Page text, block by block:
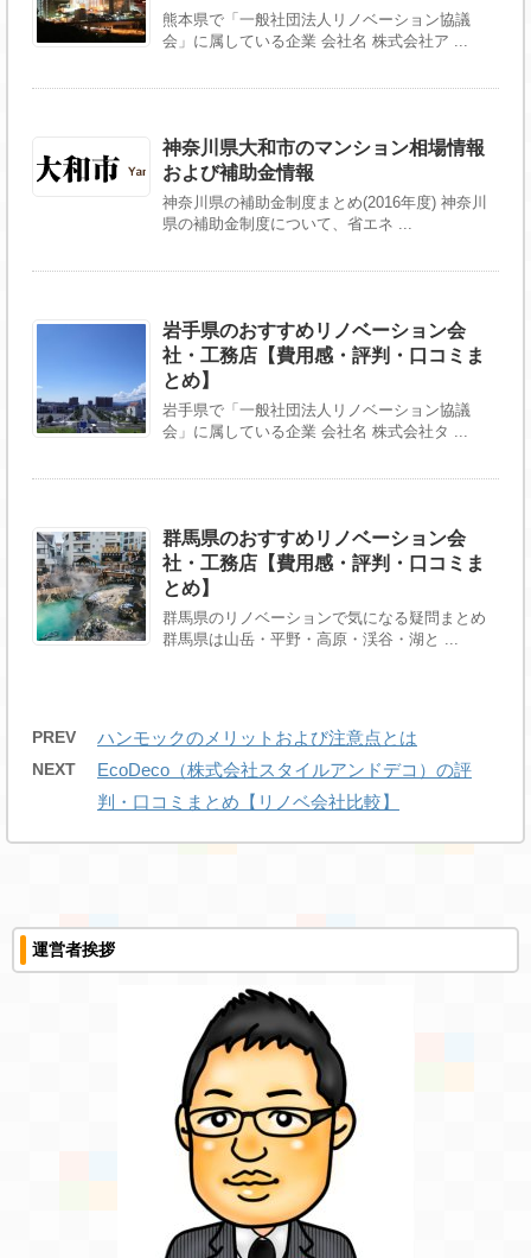
熊本県で「一般社団法人リノベーション協議
会」に属している企業 会社名 株式会社ア ...
神奈川県大和市のマンション相場情報
および補助金情報
神奈川県の補助金制度まとめ(2016年度) 神奈川
県の補助金制度について、省エネ ...
岩手県のおすすめリノベーション会
社・工務店【費用感・評判・口コミま
とめ】
岩手県で「一般社団法人リノベーション協議
会」に属している企業 会社名 株式会社タ ...
群馬県のおすすめリノベーション会
社・工務店【費用感・評判・口コミま
とめ】
群馬県のリノベーションで気になる疑問まとめ
群馬県は山岳・平野・高原・渓谷・湖と ...
PREV ハンモックのメリットおよび注意点とは
NEXT
EcoDeco（株式会社スタイルアンドデコ）の評
判・口コミまとめ【リノベ会社比較】
運営者挨拶